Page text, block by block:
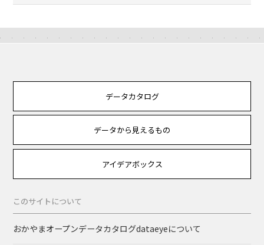
データカタログ
データから見えるもの
アイデアボックス
このサイトについて
おかやまオープンデータカタログdataeyeについて